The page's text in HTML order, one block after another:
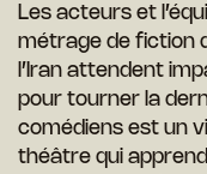
Les acteurs et
métrage de fiction
l’Iran attendent
pour tourner la
comédiens est un
théâtre qui